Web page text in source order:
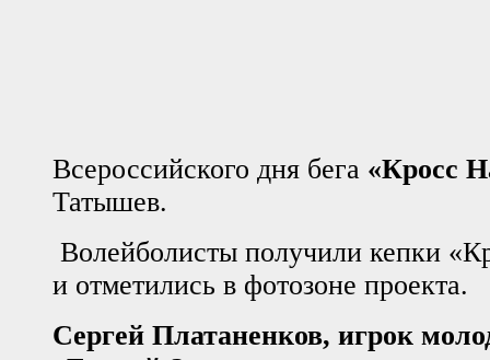
Всероссийского дня бега «Кросс
Татышев.
Волейболисты получили кепки
и отметились в фотозоне проекта.
Сергей Платаненков, игрок